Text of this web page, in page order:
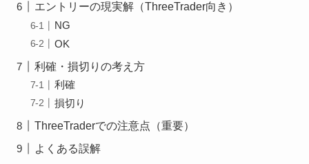
エントリーの現実解（ThreeTrader向き）
NG
OK
利確・損切りの考え方
利確
損切り
ThreeTraderでの注意点（重要）
よくある誤解